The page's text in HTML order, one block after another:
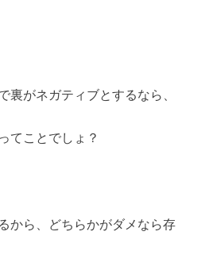
裏がネガティブとするなら、
てことでしょ？
から、どちらかがダメなら存